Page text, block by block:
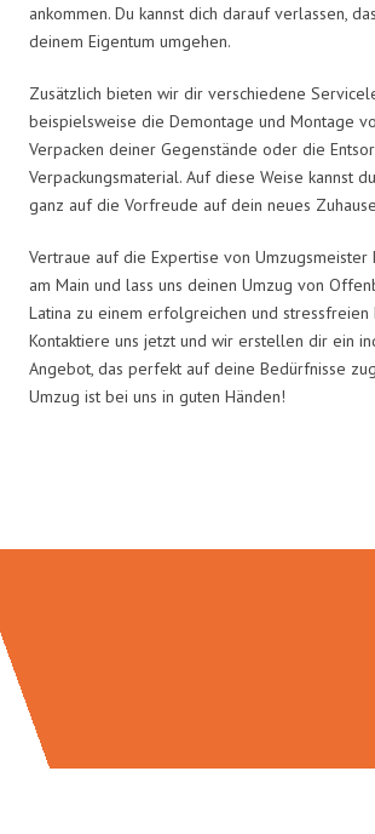
ankommen. Du kannst dich darauf verlassen,
deinem Eigentum umgehen.
Zusätzlich bieten wir dir verschiedene
beispielsweise die Demontage und Montage
Verpacken deiner Gegenstände oder die
Verpackungsmaterial. Auf diese Weise kannst
ganz auf die Vorfreude auf dein neues
Vertraue auf die Expertise von
am Main und lass uns deinen Umzug von
Latina zu einem erfolgreichen und stressfreien
Kontaktiere uns jetzt und wir erstellen dir ein
Angebot, das perfekt auf deine Bedürfnisse
Umzug ist bei uns in guten Händen!